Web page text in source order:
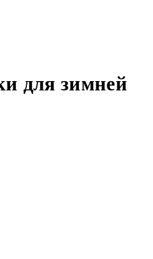
для зимней